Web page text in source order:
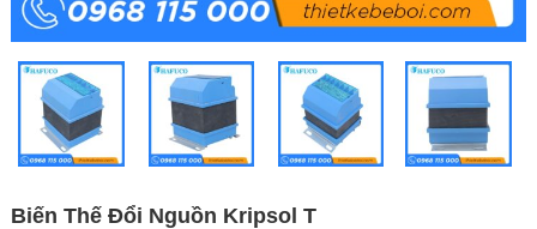
Biến Thế Đổi Nguồn Kripsol T